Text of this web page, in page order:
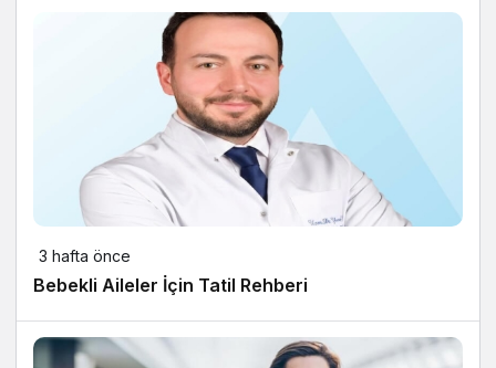
3 hafta önce
Bebekli Aileler İçin Tatil Rehberi